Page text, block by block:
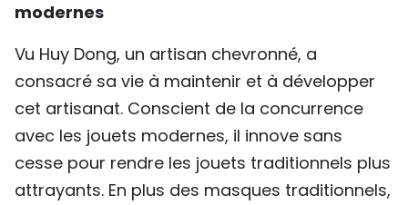
modernes
Vu Huy Dong, un artisan chevronné, a
consacré sa vie à maintenir et à développer
cet artisanat. Conscient de la concurrence
avec les jouets modernes, il innove sans
cesse pour rendre les jouets traditionnels plus
attrayants. En plus des masques traditionnels,